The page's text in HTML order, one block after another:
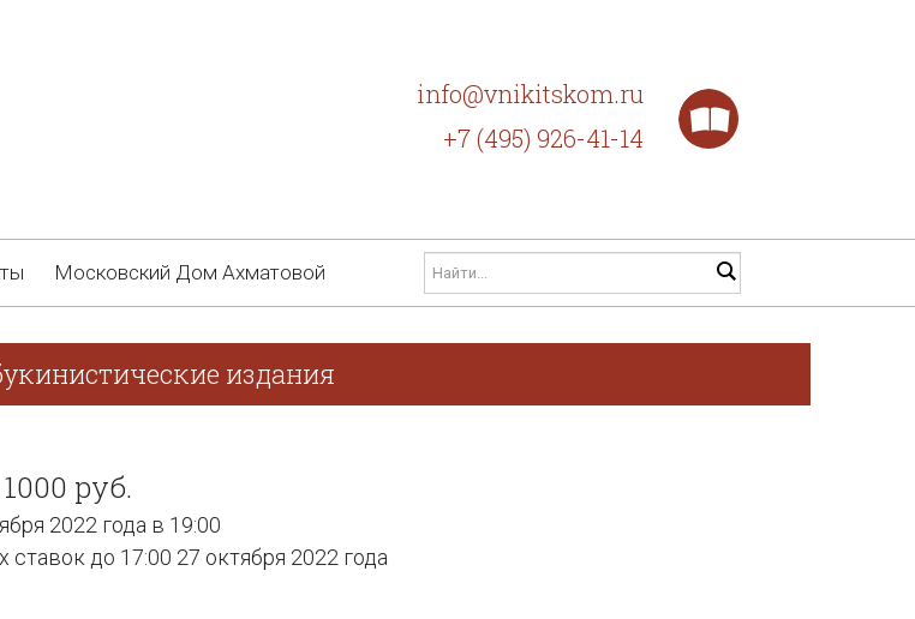
info@vnikitskom.ru
+7 (495) 926-41-14
Московский Дом Ахматовой
издания
руб.
2022 года в 19:00
до 17:00 27 октября 2022 года